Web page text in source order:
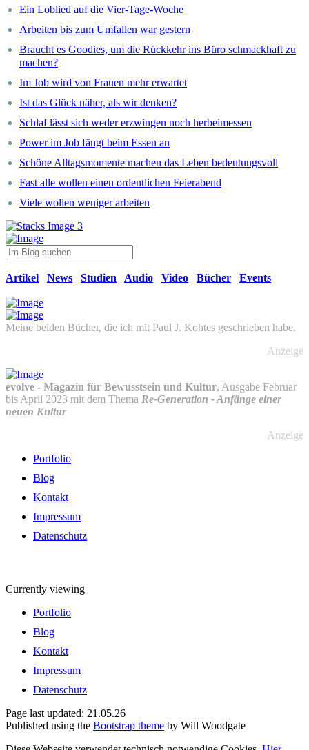
Ein Loblied auf die Vier-Tage-Woche
Arbeiten bis zum Umfallen war gestern
Braucht es Goodies, um die Rückkehr ins Büro schmackhaft zu
machen?
Im Job wird von Frauen mehr erwartet
Ist das Glück näher, als wir denken?
Schlaf lässt sich weder erzwingen noch herbeimessen
Power im Job fängt beim Essen an
Schöne Alltagsmomente machen das Leben bedeutungsvoll
Fast alle wollen einen ordentlichen Feierabend
Viele wollen weniger arbeiten
Artikel News Studien Audio Video Bücher
Events
Meine beiden Bücher, die ich mit Paul J. Kohtes geschrieben habe.
Anzeige
evolve - Magazin für Bewusstsein und Kultur, Ausgabe Februar
bis April 2023 mit dem Thema Re-Generation - Anfänge einer
neuen Kultur
Anzeige
Portfolio
Blog
Kontakt
Impressum
Datenschutz
Currently viewing
Portfolio
Blog
Kontakt
Impressum
Datenschutz
Page last updated: 21.05.26
Published using the Bootstrap theme by Will Woodgate